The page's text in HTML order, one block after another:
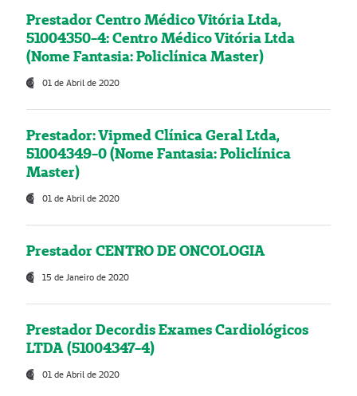
Prestador Centro Médico Vitória Ltda,
51004350-4: Centro Médico Vitória Ltda
(Nome Fantasia: Policlínica Master)
01 de Abril de 2020
Prestador: Vipmed Clínica Geral Ltda,
51004349-0 (Nome Fantasia: Policlínica
Master)
01 de Abril de 2020
Prestador CENTRO DE ONCOLOGIA
15 de Janeiro de 2020
Prestador Decordis Exames Cardiológicos
LTDA (51004347-4)
01 de Abril de 2020